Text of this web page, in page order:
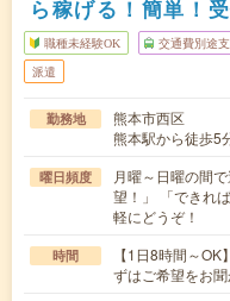
ら稼げる！簡単！
職種未経験OK 交通費別途
派遣
勤務地
熊本市西区
熊本駅から徒歩5
曜日頻度
月曜～日曜の間
望！」 「できれ
軽にどうぞ！
時間
【1日8時間～
ずはご希望をお